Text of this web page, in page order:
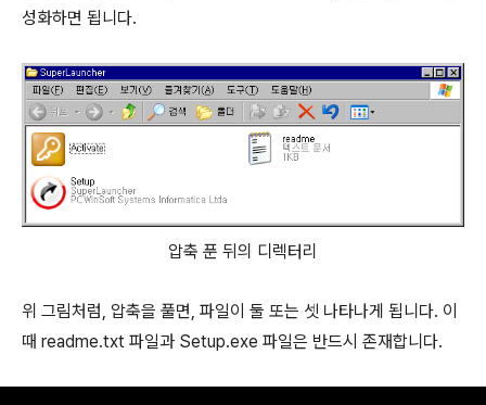
성화하면 됩니다.
압축 푼 뒤의 디렉터리
위 그림처럼, 압축을 풀면, 파일이 둘 또는 셋 나타나게 됩니다. 이
때 readme.txt 파일과 Setup.exe 파일은 반드시 존재합니다.